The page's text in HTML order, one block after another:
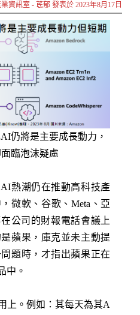
資訊室 - 茋郁 發表於 2023年8月17日
仍將是主要成長動力，
臨泡沫疑慮
熱潮仍在推動高科技產
微軟、谷歌、Meta、亞
公司的財報電話會議上
蘋果，庫克並未主動提
題時，才指出蘋果正在
中。
上。例如：其每天為其A